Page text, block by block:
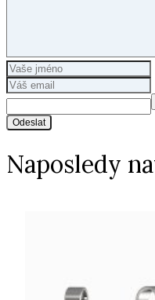
Odeslat
Naposledy